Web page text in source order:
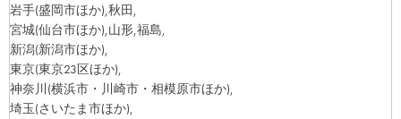
岩手(盛岡市ほか),秋田,
宮城(仙台市ほか),山形,福島,
新潟(新潟市ほか),
東京(東京23区ほか),
神奈川(横浜市・川崎市・相模原市ほか),
埼玉(さいたま市ほか),